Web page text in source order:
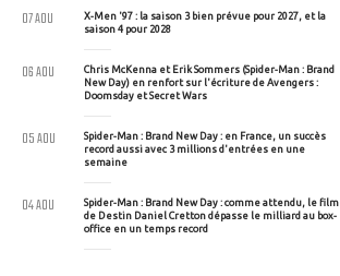
X-Men '97 : la saison 3 bien prévue pour 2027, et la
saison 4 pour 2028
07 AOU
Chris McKenna et Erik Sommers (Spider-Man : Brand
New Day) en renfort sur l'écriture de Avengers :
Doomsday et Secret Wars
06 AOU
Spider-Man : Brand New Day : en France, un succès
record aussi avec 3 millions d'entrées en une
semaine
05 AOU
Spider-Man : Brand New Day : comme attendu, le film
de Destin Daniel Cretton dépasse le milliard au box-
office en un temps record
04 AOU